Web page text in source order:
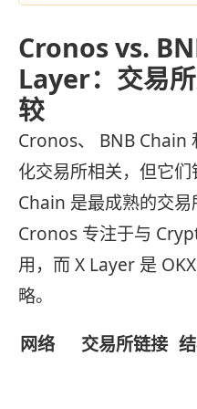
Cronos vs.
Layer：交易
较
Cronos、 BNB Chain
化交易所相关，但它
Chain 是最成熟的交易
Cronos 专注于与
用，而 X Layer 是
略。
网络 交易所链接